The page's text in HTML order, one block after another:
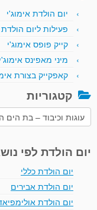
יום הולדת אימוג'י
פעילות ליום הולדת
קייק פופס אימוג'י
מיני מאפינס
קאפקייק בצורת
קטגוריות
קטגוריות
יום הולדת לפי
יום הולדת כללי
יום הולדת אבירים
יום הולדת